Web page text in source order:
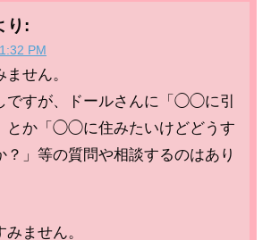
り:
PM
せん。
ですが、ドールさんに「◯◯に引
とか「◯◯に住みたいけどどうす
？」等の質問や相談するのはあり
ません。